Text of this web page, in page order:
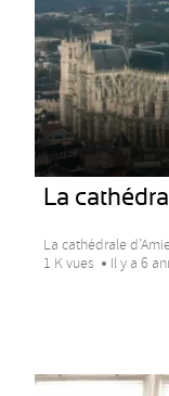
La
La cathédrale
1 K vues
Il y a 6